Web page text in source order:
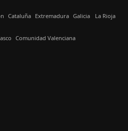
Cataluña Extremadura Galicia La Rioja
Comunidad Valenciana